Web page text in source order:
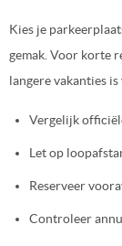
Kies je
gemak. Voor korte
langere vakanties
Vergelijk
Let op
Reserveer
Controleer